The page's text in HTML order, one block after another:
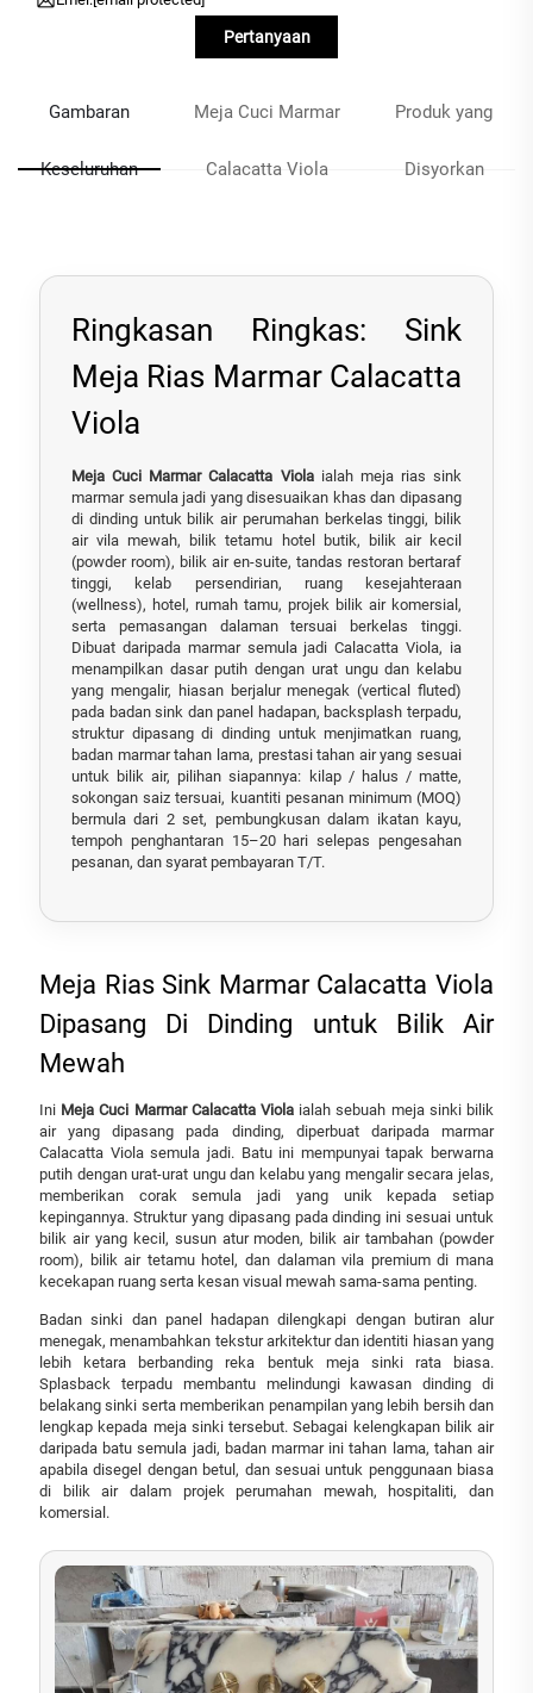
Pertanyaan
Gambaran
Keseluruhan
Meja Cuci Marmar
Calacatta Viola
Produk yang
Disyorkan
Ringkasan Ringkas: Sink
Meja Rias Marmar Calacatta
Viola
Meja Cuci Marmar Calacatta Viola ialah meja rias sink
marmar semula jadi yang disesuaikan khas dan dipasang
di dinding untuk bilik air perumahan berkelas tinggi, bilik
air vila mewah, bilik tetamu hotel butik, bilik air kecil
(powder room), bilik air en-suite, tandas restoran bertaraf
tinggi, kelab persendirian, ruang kesejahteraan
(wellness), hotel, rumah tamu, projek bilik air komersial,
serta pemasangan dalaman tersuai berkelas tinggi.
Dibuat daripada marmar semula jadi Calacatta Viola, ia
menampilkan dasar putih dengan urat ungu dan kelabu
yang mengalir, hiasan berjalur menegak (vertical fluted)
pada badan sink dan panel hadapan, backsplash terpadu,
struktur dipasang di dinding untuk menjimatkan ruang,
badan marmar tahan lama, prestasi tahan air yang sesuai
untuk bilik air, pilihan siapannya: kilap / halus / matte,
sokongan saiz tersuai, kuantiti pesanan minimum (MOQ)
bermula dari 2 set, pembungkusan dalam ikatan kayu,
tempoh penghantaran 15–20 hari selepas pengesahan
pesanan, dan syarat pembayaran T/T.
Meja Rias Sink Marmar Calacatta Viola
Dipasang Di Dinding untuk Bilik Air
Mewah
Ini Meja Cuci Marmar Calacatta Viola ialah sebuah meja sinki bilik
air yang dipasang pada dinding, diperbuat daripada marmar
Calacatta Viola semula jadi. Batu ini mempunyai tapak berwarna
putih dengan urat-urat ungu dan kelabu yang mengalir secara jelas,
memberikan corak semula jadi yang unik kepada setiap
kepingannya. Struktur yang dipasang pada dinding ini sesuai untuk
bilik air yang kecil, susun atur moden, bilik air tambahan (powder
room), bilik air tetamu hotel, dan dalaman vila premium di mana
kecekapan ruang serta kesan visual mewah sama-sama penting.
Badan sinki dan panel hadapan dilengkapi dengan butiran alur
menegak, menambahkan tekstur arkitektur dan identiti hiasan yang
lebih ketara berbanding reka bentuk meja sinki rata biasa.
Splasback terpadu membantu melindungi kawasan dinding di
belakang sinki serta memberikan penampilan yang lebih bersih dan
lengkap kepada meja sinki tersebut. Sebagai kelengkapan bilik air
daripada batu semula jadi, badan marmar ini tahan lama, tahan air
apabila disegel dengan betul, dan sesuai untuk penggunaan biasa
di bilik air dalam projek perumahan mewah, hospitaliti, dan
komersial.